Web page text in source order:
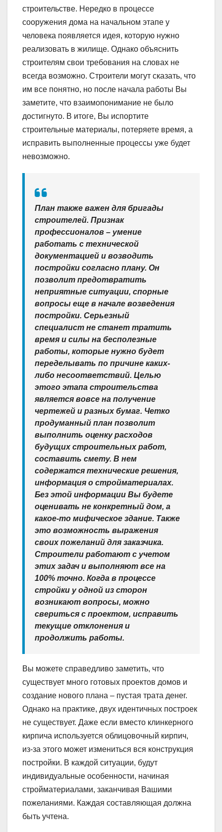
строительстве. Нередко в процессе
сооружения дома на начальном этапе у
человека появляется идея, которую нужно
реализовать в жилище. Однако объяснить
строителям свои требования на словах не
всегда возможно. Строители могут сказать, что
им все понятно, но после начала работы Вы
заметите, что взаимопонимание не было
достигнуто. В итоге, Вы испортите
строительные материалы, потеряете время, а
исправить выполненные процессы уже будет
невозможно.
План также важен для бригады
строителей. Признак
профессионалов – умение
работать с технической
документацией и возводить
постройки согласно плану. Он
позволит предотвратить
неприятные ситуации, спорные
вопросы еще в начале возведения
постройки. Серьезный
специалист не станет тратить
время и силы на бесполезные
работы, которые нужно будет
переделывать по причине каких-
либо несоответствий. Целью
этого этапа строительства
является вовсе на получение
чертежей и разных бумаг. Четко
продуманный план позволит
выполнить оценку расходов
будущих строительных работ,
составить смету. В нем
содержатся технические решения,
информация о стройматериалах.
Без этой информации Вы будете
оценивать не конкретный дом, а
какое-то мифическое здание. Также
это возможность выражения
своих пожеланий для заказчика.
Строители работают с учетом
этих задач и выполняют все на
100% точно. Когда в процессе
стройки у одной из сторон
возникают вопросы, можно
свериться с проектом, исправить
текущие отклонения и
продолжить работы.
Вы можете справедливо заметить, что
существует много готовых проектов домов и
создание нового плана – пустая трата денег.
Однако на практике, двух идентичных построек
не существует. Даже если вместо клинкерного
кирпича используется облицовочный кирпич,
из-за этого может измениться вся конструкция
постройки. В каждой ситуации, будут
индивидуальные особенности, начиная
стройматериалами, заканчивая Вашими
пожеланиями. Каждая составляющая должна
быть учтена.